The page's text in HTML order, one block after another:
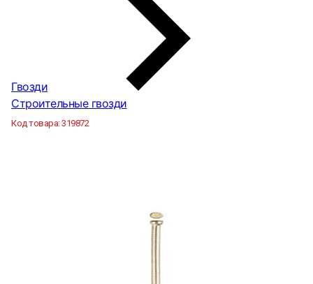
Гвозди
Строительные гвозди
Код товара:319872